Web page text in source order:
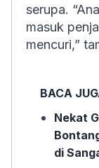
serupa.
masuk
mencuri,”
BACA
Nekat
di